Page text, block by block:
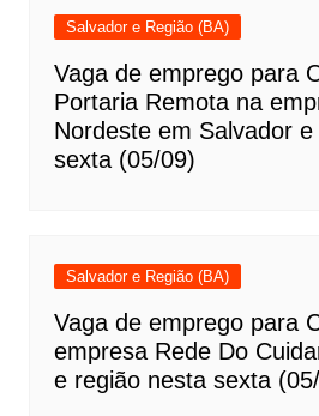
Salvador e Região (BA)
Vaga de emprego para
Portaria Remota na
Nordeste em Salvador
sexta (05/09)
Salvador e Região (BA)
Vaga de emprego para
empresa Rede Do
e região nesta sexta